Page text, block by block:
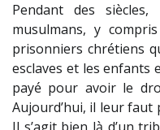
Pendant des
musulmans, y
prisonniers chrétiens
esclaves et les enfants
payé pour avoir le
Aujourd’hui, il leur faut